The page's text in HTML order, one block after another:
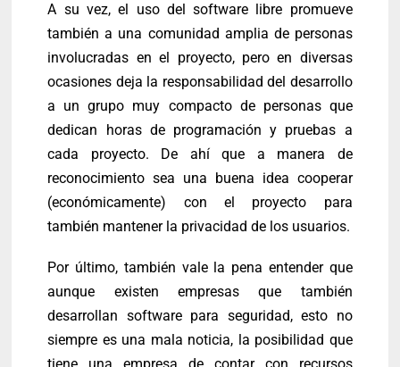
A su vez, el uso del software libre promueve
también a una comunidad amplia de personas
involucradas en el proyecto, pero en diversas
ocasiones deja la responsabilidad del desarrollo
a un grupo muy compacto de personas que
dedican horas de programación y pruebas a
cada proyecto. De ahí que a manera de
reconocimiento sea una buena idea cooperar
(económicamente) con el proyecto para
también mantener la privacidad de los usuarios.
Por último, también vale la pena entender que
aunque existen empresas que también
desarrollan software para seguridad, esto no
siempre es una mala noticia, la posibilidad que